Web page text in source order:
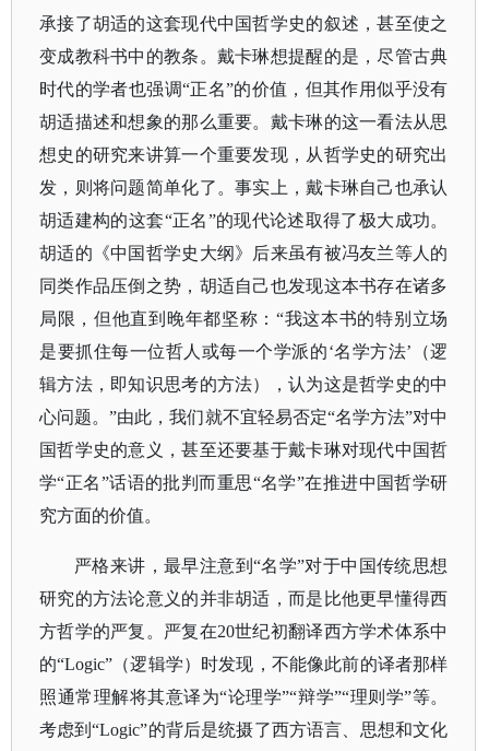
承接了胡适的这套现代中国哲学史的叙述，甚至使之
变成教科书中的教条。戴卡琳想提醒的是，尽管古典
时代的学者也强调“正名”的价值，但其作用似乎没有
胡适描述和想象的那么重要。戴卡琳的这一看法从思
想史的研究来讲算一个重要发现，从哲学史的研究出
发，则将问题简单化了。事实上，戴卡琳自己也承认
胡适建构的这套“正名”的现代论述取得了极大成功。
胡适的《中国哲学史大纲》后来虽有被冯友兰等人的
同类作品压倒之势，胡适自己也发现这本书存在诸多
局限，但他直到晚年都坚称：“我这本书的特别立场
是要抓住每一位哲人或每一个学派的‘名学方法’（逻
辑方法，即知识思考的方法），认为这是哲学史的中
心问题。”由此，我们就不宜轻易否定“名学方法”对中
国哲学史的意义，甚至还要基于戴卡琳对现代中国哲
学“正名”话语的批判而重思“名学”在推进中国哲学研
究方面的价值。
严格来讲，最早注意到 “名学”对于中国传统思想
研究的方法论意义的并非胡适，而是比他更早懂得西
方哲学的严复。严复在20世纪初翻译西方学术体系中
的“Logic”（逻辑学）时发现，不能像此前的译者那样
照通常理解将其意译为“论理学”“辩学”“理则学”等。
考虑到“Logic”的背后是统摄了西方语言、思想和文化